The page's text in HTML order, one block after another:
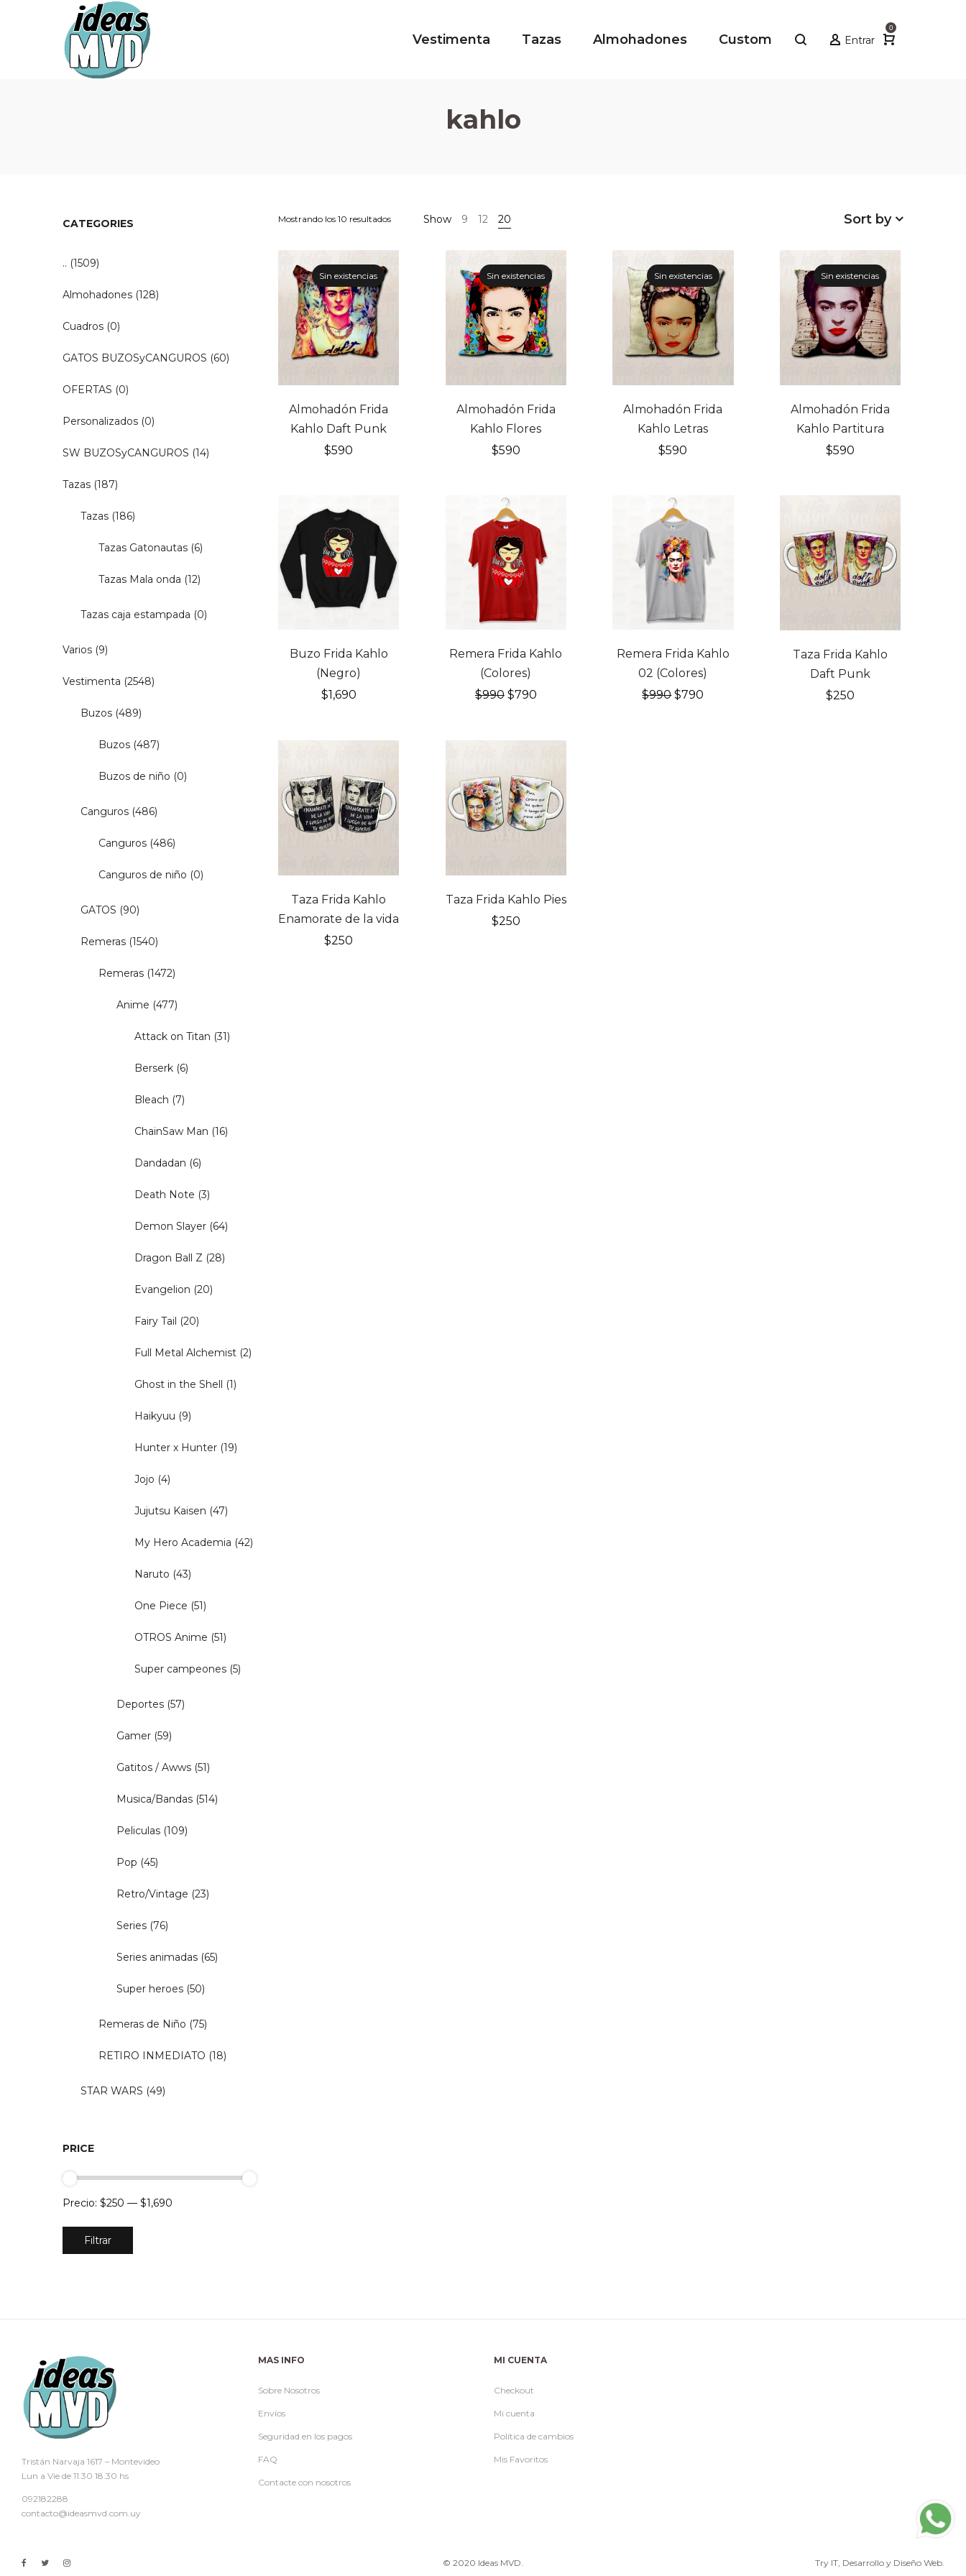
Ideas
Ideas Entrar
0
Vestimenta Tazas Almohadones Custom
kahlo
Mostrando los 10 resultados Show 9 12 20 Sort by
Sin existencias
Almohadón Frida
Kahlo Daft Punk
$590
Sin existencias
Almohadón Frida
Kahlo Flores
$590
Sin existencias
Almohadón Frida
Kahlo Letras
$590
Sin existencias
Almohadón Frida
Kahlo Partitura
$590
Buzo Frida Kahlo
(Negro)
$1,690
20% OFF
Remera Frida Kahlo
(Colores)
$990 El
era:
$790El
es:
20% OFF
Remera Frida Kahlo
02 (Colores)
$990El
$790
Taza Frida Kahlo
Daft Punk
$250
Taza Frida Kahlo
Enamorate de la vida
$250
Taza Frida Kahlo Pies
$250
CATEGORIES
.. (1509)
Almohadones (128)
Cuadros (0)
GATOS BUZOSyCANGUROS (60)
OFERTAS (0)
Personalizados (0)
SW BUZOSyCANGUROS (14)
Tazas (187)
Tazas (186)
Tazas Gatonautas (6)
Tazas Mala onda (12)
Tazas caja estampada (0)
Varios (9)
Vestimenta (2548)
Buzos (489)
Buzos (487)
Buzos de niño (0)
Canguros (486)
Canguros (486)
Canguros de niño (0)
GATOS (90)
Remeras (1540)
Remeras (1472)
Anime (477)
Attack on Titan (31)
Berserk (6)
Bleach (7)
ChainSaw Man (16)
Dandadan (6)
Death Note (3)
Demon Slayer (64)
Dragon Ball Z (28)
Evangelion (20)
Fairy Tail (20)
Full Metal Alchemist (2)
Ghost in the Shell (1)
Haikyuu (9)
Hunter x Hunter (19)
Jojo (4)
Jujutsu Kaisen (47)
My Hero Academia (42)
Naruto (43)
One Piece (51)
OTROS Anime (51)
Super campeones (5)
Deportes (57)
Gamer (59)
Gatitos / Awws (51)
Musica/Bandas (514)
Peliculas (109)
Pop (45)
Retro/Vintage (23)
Series (76)
Series animadas (65)
Super heroes (50)
Remeras de Niño (75)
RETIRO INMEDIATO (18)
STAR WARS (49)
PRICE
Precio
mínimo
Precio
máximo
Filtrar
Precio: $250 — $1,690
Tristán Narvaja 1617 – Montevideo
Lun a Vie de 11.30 18.30 hs
092182288
contacto@ideasmvd.com.uy
MAS INFO
Sobre Nosotros
Envíos
Seguridad en los pagos
FAQ
Contacte con nosotros
MI CUENTA
Checkout
Mi cuenta
Política de cambios
Mis Favoritos
© 2020 Ideas MVD. Try IT, Desarrollo y Diseño Web.